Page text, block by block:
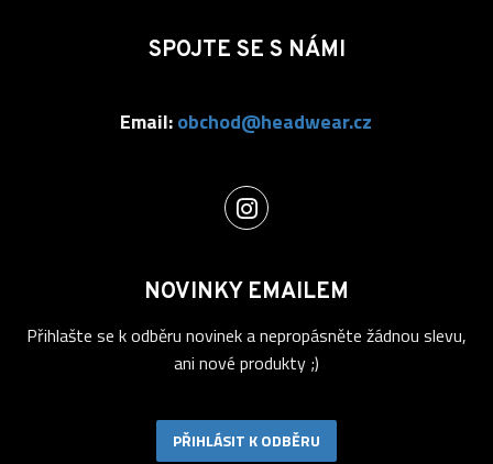
SPOJTE SE S NÁMI
Email:obchod@headwear.cz
NOVINKY EMAILEM
Přihlašte se k odběru novinek a nepropásněte žádnou slevu,
ani nové produkty ;)
PŘIHLÁSIT K ODBĚRU